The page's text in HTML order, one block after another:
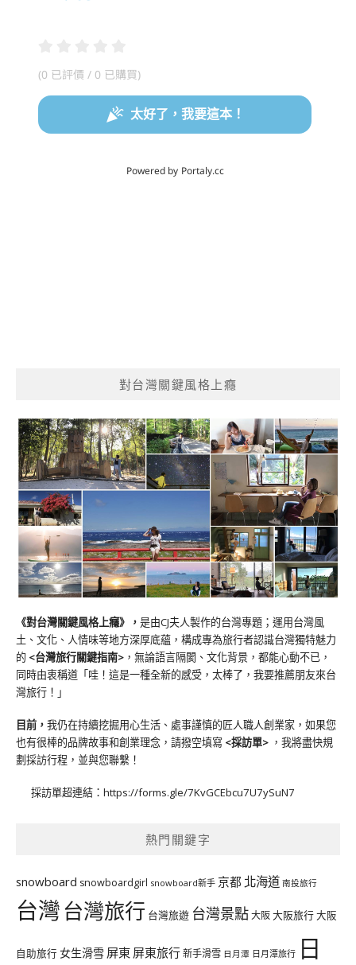
對台灣關鍵風格上癮
《對台灣關鍵風格上癮》 ， 是由CJ夫人製作的台灣專題；運用台灣風
土、文化、人情味等地方深厚底蘊，構成專為旅行者認識台灣獨特魅力
的 <台灣旅行關鍵指南> ，無論語言隔閡、文化背景，都能心動不已，
同時由衷稱道「哇！這是一種全新的感受，太棒了，我要推薦朋友來台
灣旅行！」
目前， 我仍在持續挖掘用心生活、處事謹慎的匠人職人創業家，如果您
也有很棒的品牌故事和創業理念，請撥空填寫 <採訪單> ，我將盡快規
劃採訪行程，並與您聯繫！
採訪單超連結： https://forms.gle/7KvGCEbcu7U7ySuN7
熱門關鍵字
snowboard snowboardgirl snowboard新手 京都 北海道 南投旅行
台灣台灣旅行 台灣旅遊 台灣景點大阪大阪旅行大阪
自助旅行 女生滑雪 屏東 屏東旅行新手滑雪 日月潭 日月潭旅行 日